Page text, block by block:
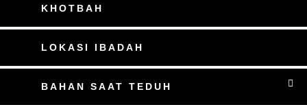
KHOTBAH
LOKASI IBADAH
BAHAN SAAT TEDUH